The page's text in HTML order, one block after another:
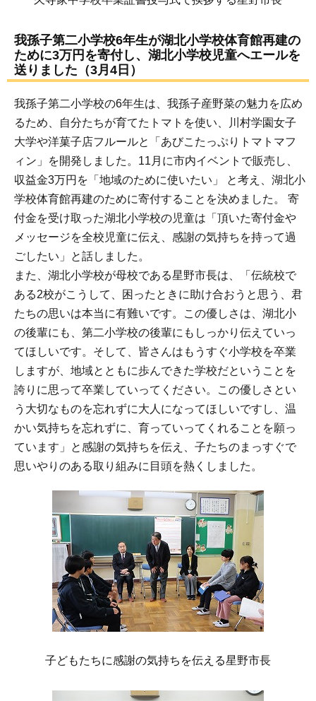
我孫子第二小学校6年生が湖北小学校体育館再建の
ために3万円を寄付し、湖北小学校児童へエールを
送りました（3月4日）
我孫子第二小学校の6年生は、我孫子産野菜の魅力を広め
るため、自分たちが育てたトマトを使い、川村学園女子
大学や洋菓子店フルールと「あびこたっぷりトマトマフ
ィン」を開発しました。11月に市内イベントで販売し、
収益金3万円を「地域のために使いたい」 と考え、湖北小
学校体育館再建のために寄付することを決めました。 寄
付金を受け取った湖北小学校の児童は「頂いた寄付金や
メッセージを全校児童に伝え、感謝の気持ちを持って過
ごしたい」と話しました。
また、湖北小学校が母校である星野市長は、「伝統校で
ある2校がこうして、困ったときに助け合おうと思う、君
たちの思いは本当に有難いです。この優しさは、湖北小
の後輩にも、第二小学校の後輩にもしっかり伝えていっ
てほしいです。そして、皆さんはもうすぐ小学校を卒業
しますが、地域とともに歩んできた学校だということを
誇りに思って卒業していってください。この優しさとい
う大切なものを忘れずに大人になってほしいですし、温
かい気持ちを忘れずに、育っていってくれることを願っ
ています」と感謝の気持ちを伝え、子たちのまっすぐで
思いやりのある取り組みに目頭を熱くしました。
子どもたちに感謝の気持ちを伝える星野市長